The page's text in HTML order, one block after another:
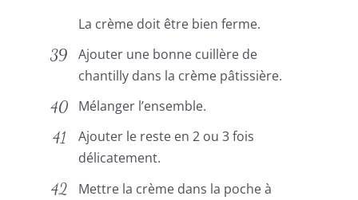
La crème doit être bien ferme.
Ajouter une bonne cuillère de
chantilly dans la crème pâtissière.
Mélanger l’ensemble.
Ajouter le reste en 2 ou 3 fois
délicatement.
Mettre la crème dans la poche à